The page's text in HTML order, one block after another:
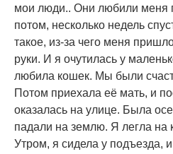
мои люди.. Они любили меня
потом, несколько недель
такое, из-за чего меня
руки. И я очутилась у
любила кошек. Мы были
Потом приехала её мать, и
оказалась на улице. Была
падали на землю. Я легла на
Утром, я сидела у подъезда,